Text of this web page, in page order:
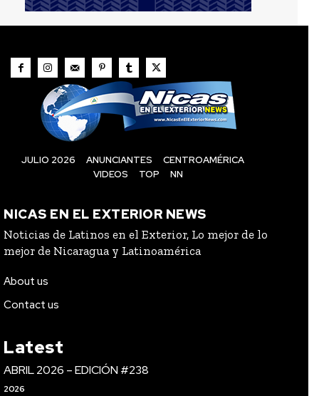
JULIO 2026 ANUNCIANTES
CENTROAMÉRICA
VIDEOS
TOP NN
NICAS EN EL EXTERIOR NEWS
Noticias de Latinos en el Exterior, Lo mejor de lo
mejor de Nicaragua y Latinoamérica
About us
Contact us
Latest
ABRIL 2026 – EDICIÓN #238
2026